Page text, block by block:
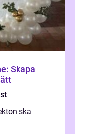
Skapa